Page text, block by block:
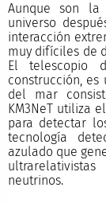
Aunque son la
universo
interacción
muy difíciles de
El telescopio
construcción,
del mar
KM3NeT utiliza
para detectar
tecnología
azulado que
neutrinos.